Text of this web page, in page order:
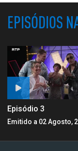
EPISÓDIOS
Episódio 3
Emitido a 02 Agosto,